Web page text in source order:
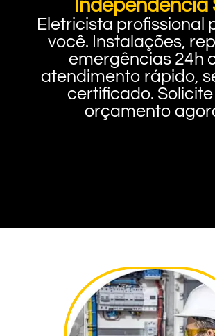
Independência
Eletricista profissional
você. Instalações,
emergências 24h
atendimento rápido,
certificado. Solicite
orçamento